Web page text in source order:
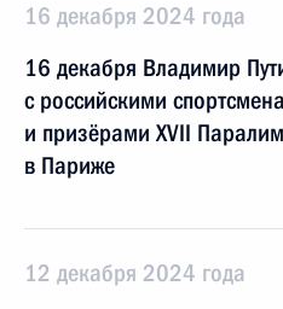
16 декабря 2024 года
16 декабря Владимир
с российскими
и призёрами XVII
в Париже
12 декабря 2024 года